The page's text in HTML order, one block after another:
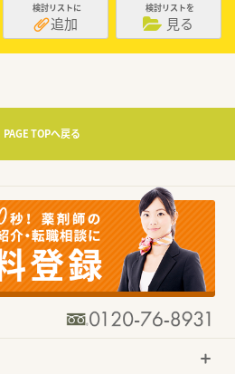
検討リストに
追加
検討リストを
見る
PAGE TOPへ戻る